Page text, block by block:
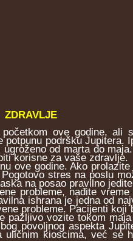
ZDRAVLJE
ove godine, ali
podršku Jupitera.
od marta do
korisne za vaše zdravlje.
ove godine. Ako
stres na poslu
na posao pravilno
probleme, nađite
ishrana je jedna od
probleme. Pacijenti koji
pažljivo vozite tokom
povoljnog aspekta
uličnim kioscima, već se